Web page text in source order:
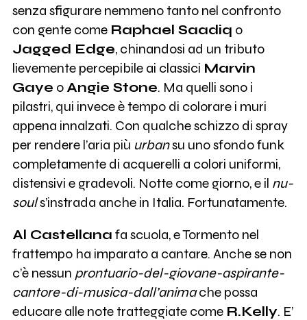
senza sfigurare nemmeno tanto nel confronto
con gente come Raphael Saadiq o
Jagged Edge, chinandosi ad un tributo
lievemente percepibile ai classici Marvin
Gaye o Angie Stone. Ma quelli sono i
pilastri, qui invece è tempo di colorare i muri
appena innalzati. Con qualche schizzo di spray
per rendere l’aria più urbansu uno sfondo funk
completamente di acquerelli a colori uniformi,
distensivi e gradevoli. Notte come giorno, e il nu-
souls’instrada anche in Italia. Fortunatamente.
Al Castellana fa scuola, e Tormento nel
frattempo ha imparato a cantare. Anche se non
c’è nessun prontuario-del-giovane-aspirante-
cantore-di-musica-dall’animache possa
educare alle note tratteggiate come R.Kelly. E’